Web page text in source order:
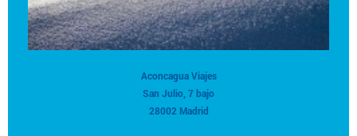
Aconcagua Viajes
San Julio, 7 bajo
28002 Madrid